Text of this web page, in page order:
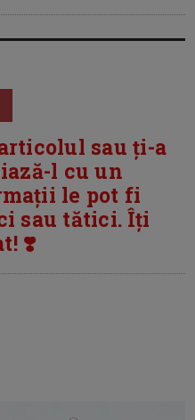
sau ți-a
l cu un
le pot fi
sau tătici. Îți
❣️